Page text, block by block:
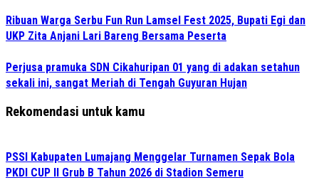
Ribuan Warga Serbu Fun Run Lamsel Fest 2025, Bupati Egi dan
UKP Zita Anjani Lari Bareng Bersama Peserta
‎Perjusa pramuka SDN Cikahuripan 01 yang di adakan setahun
sekali ini, sangat Meriah di Tengah Guyuran Hujan
Rekomendasi untuk kamu
PSSI Kabupaten Lumajang Menggelar Turnamen Sepak Bola
PKDI CUP II Grub B Tahun 2026 di Stadion Semeru